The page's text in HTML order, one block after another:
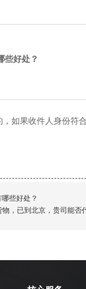
些好处？
如果收件人身份符
些好处？
，已到北京，贵司能否